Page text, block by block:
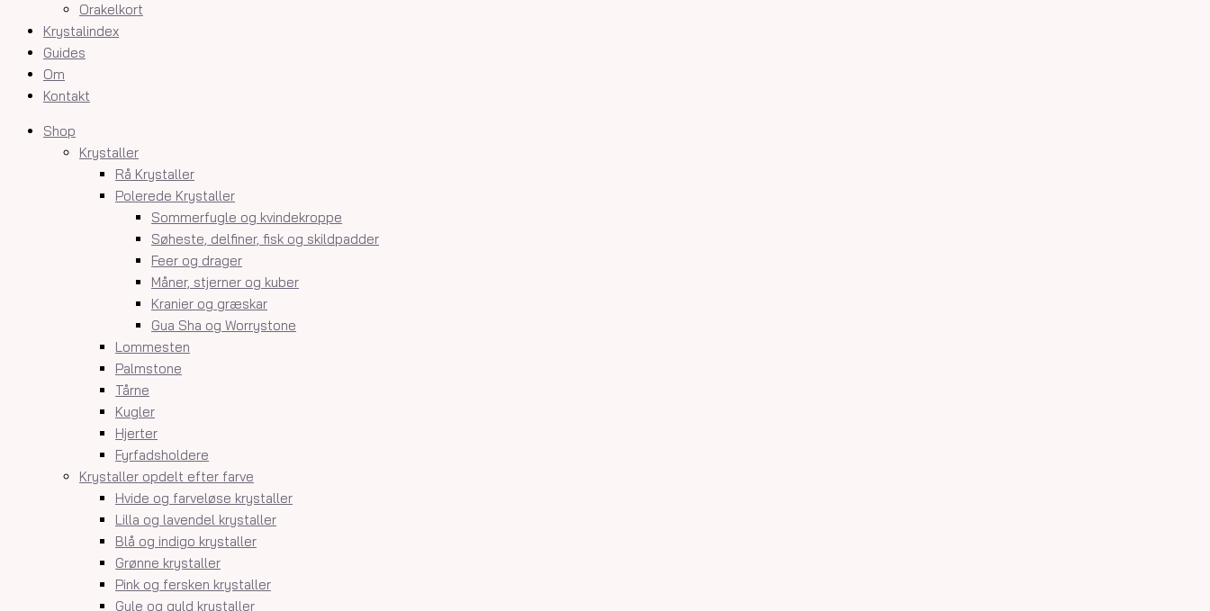
Orakelkort
Krystalindex
Guides
Om
Kontakt
Shop
Krystaller
Rå Krystaller
Polerede Krystaller
Sommerfugle og kvindekroppe
Søheste, delfiner, fisk og skildpadder
Feer og drager
Måner, stjerner og kuber
Kranier og græskar
Gua Sha og Worrystone
Lommesten
Palmstone
Tårne
Kugler
Hjerter
Fyrfadsholdere
Krystaller opdelt efter farve
Hvide og farveløse krystaller
Lilla og lavendel krystaller
Blå og indigo krystaller
Grønne krystaller
Pink og fersken krystaller
Gule og guld krystaller